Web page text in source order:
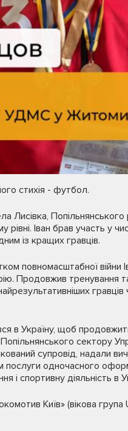
стихія - футбол.
Лисівка,
рівні. Іван брав участь у
із кращих гравців.
повномасштабної війни
Продовжив тренування
в Україну, щоб
сектору
супровід, надали
послуги одночасного
спортивну діяльність в
Київ» (вікова